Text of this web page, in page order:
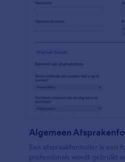
Algemeen
Een afspraakformulier is een
professionals wordt gebruikt